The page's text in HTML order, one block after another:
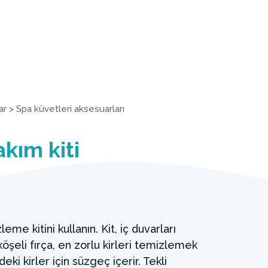
> Spa küvetleri aksesuarları
kiti
kitini kullanın. Kit, iç duvarları
fırça, en zorlu kirleri temizlemek
kirler için süzgeç içerir. Tekli